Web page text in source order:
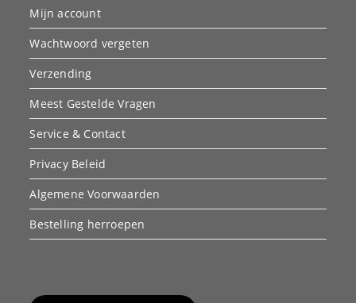
Mijn account
Wachtwoord vergeten
Verzending
Meest Gestelde Vragen
Service & Contact
Privacy Beleid
Algemene Voorwaarden
Bestelling herroepen